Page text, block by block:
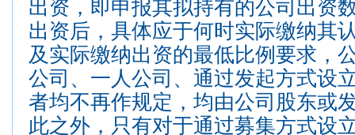
出资，即申报其拟持有的公司出资
出资后，具体应于何时实际缴纳其
及实际缴纳出资的最低比例要求，
公司、一人公司、通过发起方式设
者均不再作规定，均由公司股东或
此之外，只有对于通过募集方式设